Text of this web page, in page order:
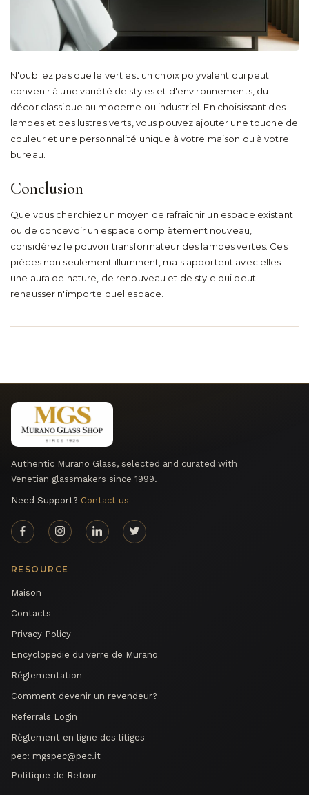
N'oubliez pas que le vert est un choix polyvalent qui peut
convenir à une variété de styles et d'environnements, du
décor classique au moderne ou industriel. En choisissant des
lampes et des lustres verts, vous pouvez ajouter une touche de
couleur et une personnalité unique à votre maison ou à votre
bureau.
Conclusion
Que vous cherchiez un moyen de rafraîchir un espace existant
ou de concevoir un espace complètement nouveau,
considérez le pouvoir transformateur des lampes vertes. Ces
pièces non seulement illuminent, mais apportent avec elles
une aura de nature, de renouveau et de style qui peut
rehausser n'importe quel espace.
Authentic Murano Glass, selected and curated with
Venetian glassmakers since 1999.
Need Support? Contact us
RESOURCE
Maison
Contacts
Privacy Policy
Encyclopedie du verre de Murano
Réglementation
Comment devenir un revendeur?
Referrals Login
Règlement en ligne des litiges
pec: mgspec@pec.it
Politique de Retour